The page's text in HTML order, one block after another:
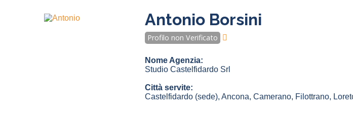
Antonio Borsini
Profilo non Verificato
Nome Agenzia:
Studio Castelfidardo Srl
Città servite:
Castelfidardo (sede), Ancona, Camerano, Filottrano,